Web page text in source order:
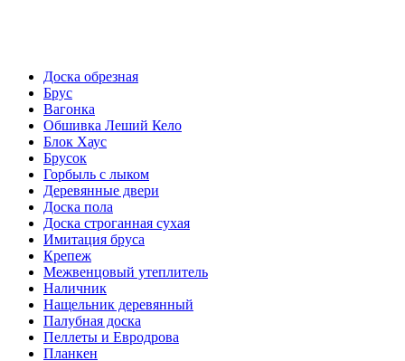
Доска обрезная
Брус
Вагонка
Обшивка Леший Кело
Блок Хаус
Брусок
Горбыль с лыком
Деревянные двери
Доска пола
Доска строганная сухая
Имитация бруса
Крепеж
Межвенцовый утеплитель
Наличник
Нащельник деревянный
Палубная доска
Пеллеты и Евродрова
Планкен